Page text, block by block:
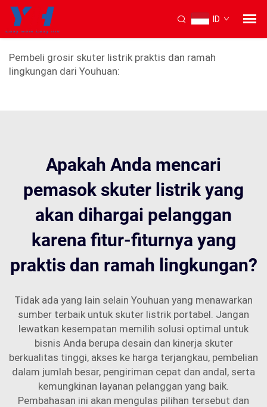
ID
Sepeda listrik portabel
Pembeli grosir skuter listrik praktis dan ramah
lingkungan dari Youhuan:
Apakah Anda mencari
pemasok skuter listrik yang
akan dihargai pelanggan
karena fitur-fiturnya yang
praktis dan ramah lingkungan?
Tidak ada yang lain selain Youhuan yang menawarkan
sumber terbaik untuk skuter listrik portabel. Jangan
lewatkan kesempatan memilih solusi optimal untuk
bisnis Anda berupa desain dan kinerja skuter
berkualitas tinggi, akses ke harga terjangkau, pembelian
dalam jumlah besar, pengiriman cepat dan andal, serta
kemungkinan layanan pelanggan yang baik.
Pembahasan ini akan mengulas pilihan tersebut dan